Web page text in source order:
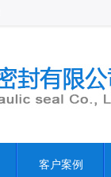
客户案例